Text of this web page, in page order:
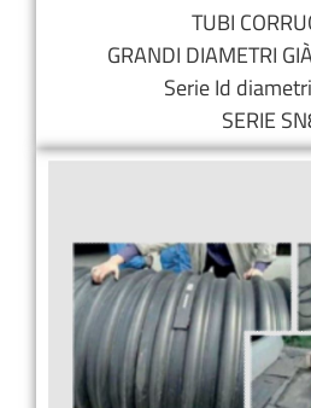
TUBI
GRANDI DIAMETRI
Serie Id
SERIE